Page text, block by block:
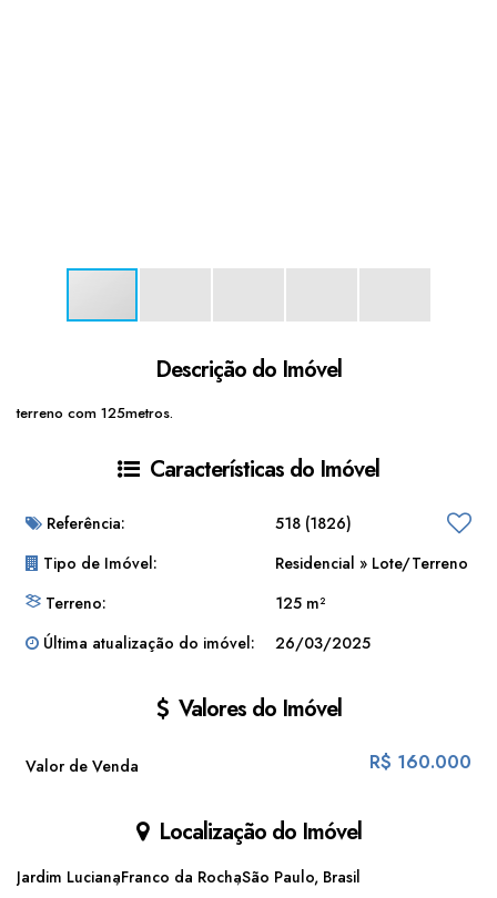
Descrição do Imóvel
terreno com 125metros.
Características do Imóvel
Referência: 518 (1826)
Tipo de Imóvel:
Residencial » Lote/Terreno
Terreno:
125 m²
Última atualização do imóvel:
26/03/2025
Valores do Imóvel
R$ 160.000
Valor de Venda
Localização do Imóvel
Jardim LucianaFranco da RochaSão Paulo, Brasil